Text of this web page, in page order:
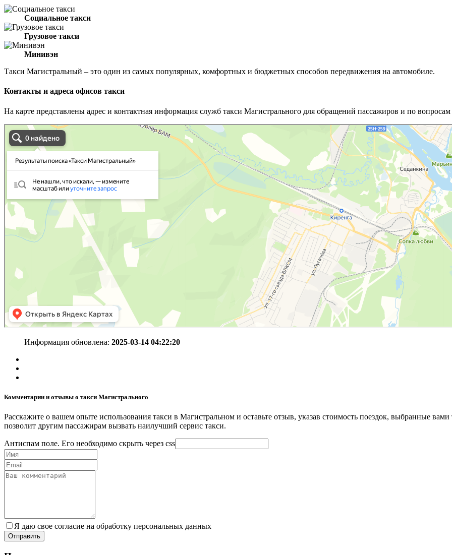
Социальное такси
Грузовое такси
Минивэн
Такси Магистральный – это один из самых популярных, комфортных и бюджетных способов передвижения на автомобиле.
Контакты и адреса офисов такси
На карте представлены адрес и контактная информация служб такси Магистрального для обращений пассажиров и по вопросам
Информация обновлена: 2025-03-14 04:22:20
Комментарии и отзывы о такси Магистрального
Расскажите о вашем опыте использования такси в Магистральном и оставьте отзыв, указав стоимость поездок, выбранные
позволит другим пассажирам вызвать наилучший сервис такси.
Антиспам поле. Его необходимо скрыть через css
Я даю свое согласие на обработку персональных данных